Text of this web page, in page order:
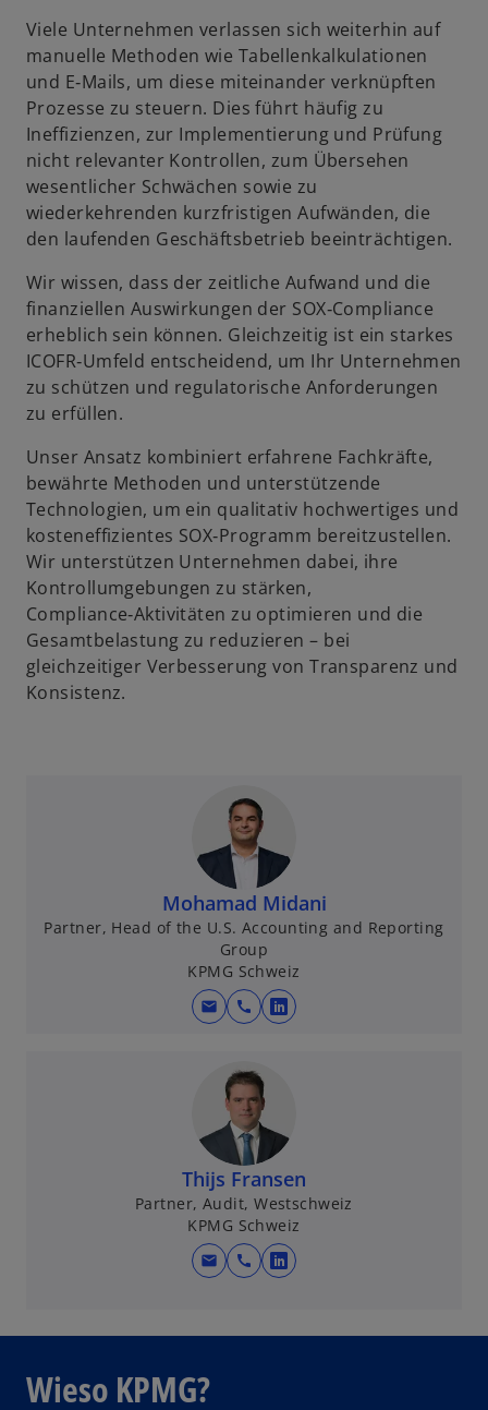
Viele Unternehmen verlassen sich weiterhin auf
manuelle Methoden wie Tabellenkalkulationen
und E‑Mails, um diese miteinander verknüpften
Prozesse zu steuern. Dies führt häufig zu
Ineffizienzen, zur Implementierung und Prüfung
nicht relevanter Kontrollen, zum Übersehen
wesentlicher Schwächen sowie zu
wiederkehrenden kurzfristigen Aufwänden, die
den laufenden Geschäftsbetrieb beeinträchtigen.
Wir wissen, dass der zeitliche Aufwand und die
finanziellen Auswirkungen der SOX‑Compliance
erheblich sein können. Gleichzeitig ist ein starkes
ICOFR‑Umfeld entscheidend, um Ihr Unternehmen
zu schützen und regulatorische Anforderungen
zu erfüllen.
Unser Ansatz kombiniert erfahrene Fachkräfte,
bewährte Methoden und unterstützende
Technologien, um ein qualitativ hochwertiges und
kosteneffizientes SOX‑Programm bereitzustellen.
Wir unterstützen Unternehmen dabei, ihre
Kontrollumgebungen zu stärken,
Compliance‑Aktivitäten zu optimieren und die
Gesamtbelastung zu reduzieren – bei
gleichzeitiger Verbesserung von Transparenz und
Konsistenz.
Mohamad Midani
Partner, Head of the U.S. Accounting and Reporting
Group
KPMG Schweiz
mail call
w
n
e
i
n
e
r
e
Thijs Fransen
Partner, Audit, Westschweiz
KPMG Schweiz
mail call
w
Wieso KPMG?